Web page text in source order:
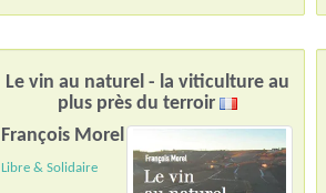
Le vin au naturel - la viticulture au
plus près du terroir
François Morel
Libre & Solidaire